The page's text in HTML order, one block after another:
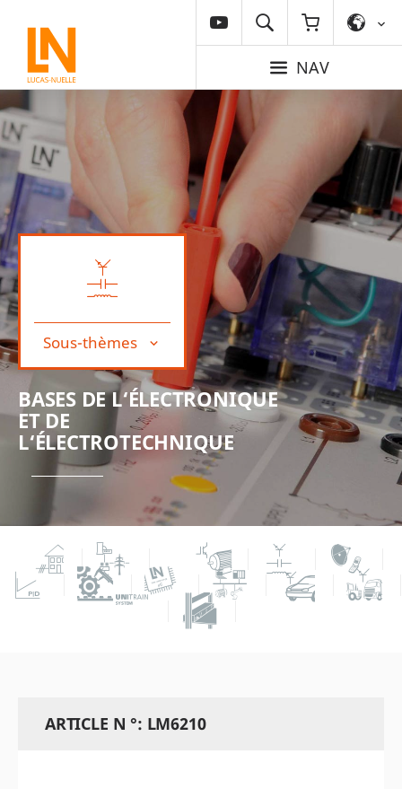
NAV
Sous-thèmes
BASES DE L‘ÉLECTRONIQUE
ET DE
L‘ÉLECTROTECHNIQUE
ARTICLE N °: LM6210